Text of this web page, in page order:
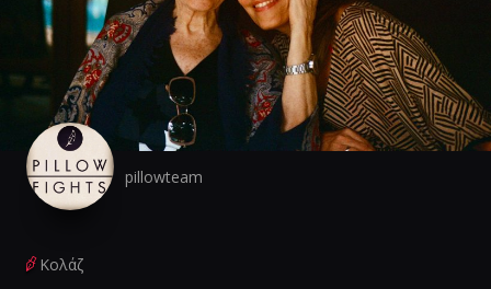
pillowteam
Κολάζ